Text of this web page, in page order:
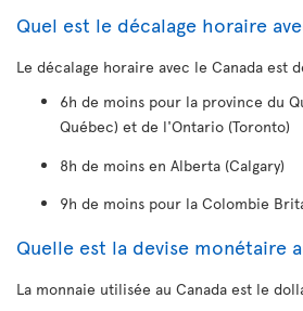
Quel est le décalage horaire
Le décalage horaire avec le Canada est
6h de moins pour la province du
Québec) et de l'Ontario (Toronto)
8h de moins en Alberta (Calgary)
9h de moins pour la Colombie
Quelle est la devise monétaire
La monnaie utilisée au Canada est le